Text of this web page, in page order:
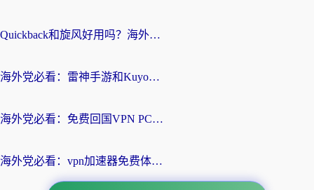
Quickback和旋风好用吗？海外华人亲测：选对回国加速器才能无缝看央视5
海外党必看：雷神手游和Kuyo好用吗？3款回国加速器实测+避坑指南
海外党必看：免费回国VPN PC真的能用？附国内高速VPN选择全攻略
海外党必看：vpn加速器免费体验？选对回国加速器才能无缝刷国内剧玩国服